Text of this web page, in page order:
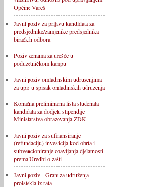
Općine Vareš
Javni poziv za prijavu kandidata za
predsjednike/zamjenike predsjednika
biračkih odbora
Poziv ženama za učešće u
poduzetničkom kampu
Javni poziv omladinskim udruženjima
za upis u spisak omladinskih udruženja
Konačna preliminarna lista studenata
kandidata za dodjelu stipendije
Ministarstva obrazovanja ZDK
Javni poziv za sufinansiranje
(refundaciju) investicija kod obrta i
subvencioniranje obavljanja djelatnosti
prema Uredbi o zašti
Javni poziv - Grant za udruženja
proistekla iz rata